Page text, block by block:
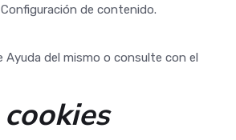
de contenido.
del mismo o consulte con el
cookies